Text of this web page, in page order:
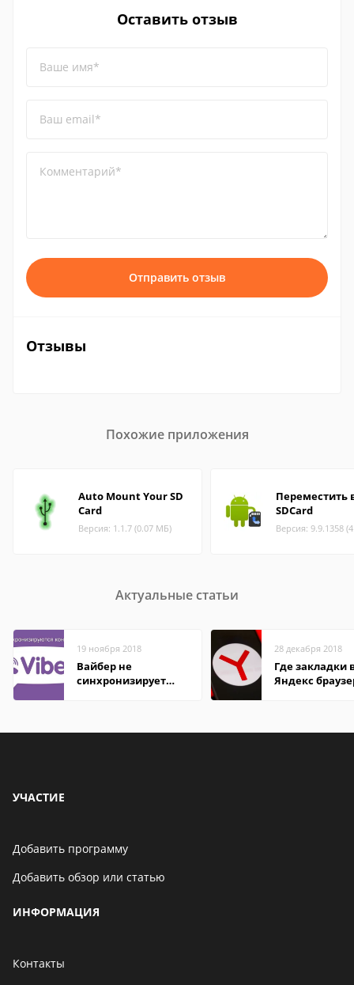
Оставить отзыв
Ваше имя*
Ваш email*
Комментарий*
Отправить отзыв
Отзывы
Похожие приложения
Auto Mount Your SD
Card
Версия: 1.1.7 (0.07 МБ)
Переместить
SDCard
Версия: 9.9.1358
Актуальные статьи
19 ноября 2018
Вайбер не
синхронизирует
28 декабря 2018
Где закладки
Яндекс
УЧАСТИЕ
Добавить программу
Добавить обзор или статью
ИНФОРМАЦИЯ
Контакты